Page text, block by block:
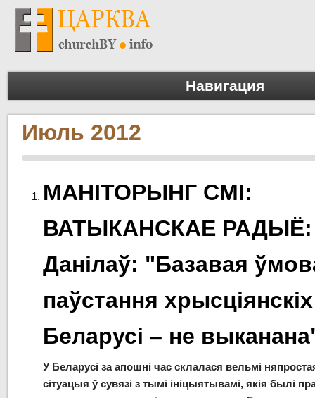
Навигация
Июль 2012
МАНІТОРЫНГ СМІ:
ВАТЫКАНСКАЕ РАДЫЁ:
Данілаў: "Базавая
паўстання
Беларусі – не
У Беларусі за апошні час склалася вельмі
сітуацыя ў сувязі з тымі ініцыятывамі, якія былі